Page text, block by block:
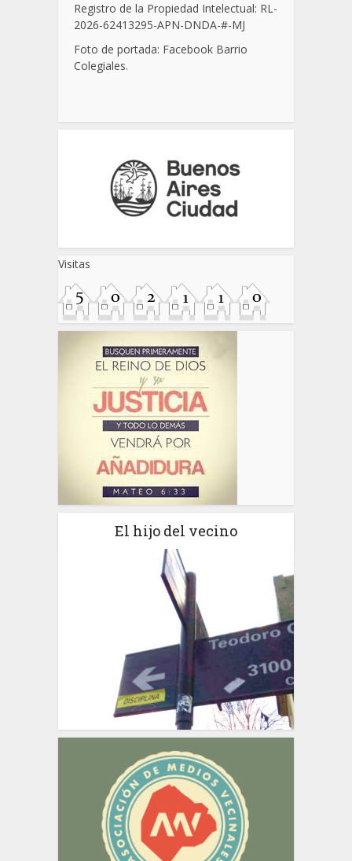
Registro de la Propiedad Intelectual: RL-
2026-62413295-APN-DNDA-#-MJ
Foto de portada: Facebook Barrio
Colegiales.
Visitas
El hijo del vecino